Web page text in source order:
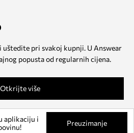
pri svakoj kupnji. U Answear
popusta od regularnih cijena.
Otkrijte više
aplikaciju i
Preuzimanje